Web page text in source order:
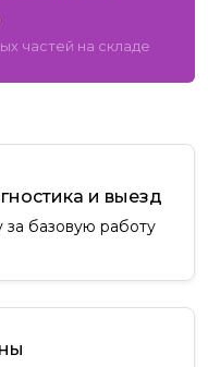
частей на складе
и выезд
за базовую работу